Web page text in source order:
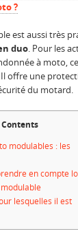
?
est aussi très
duo. Pour les
à moto,
offre une
du motard.
Contents
modulables : les
en compte
lesquelles il est